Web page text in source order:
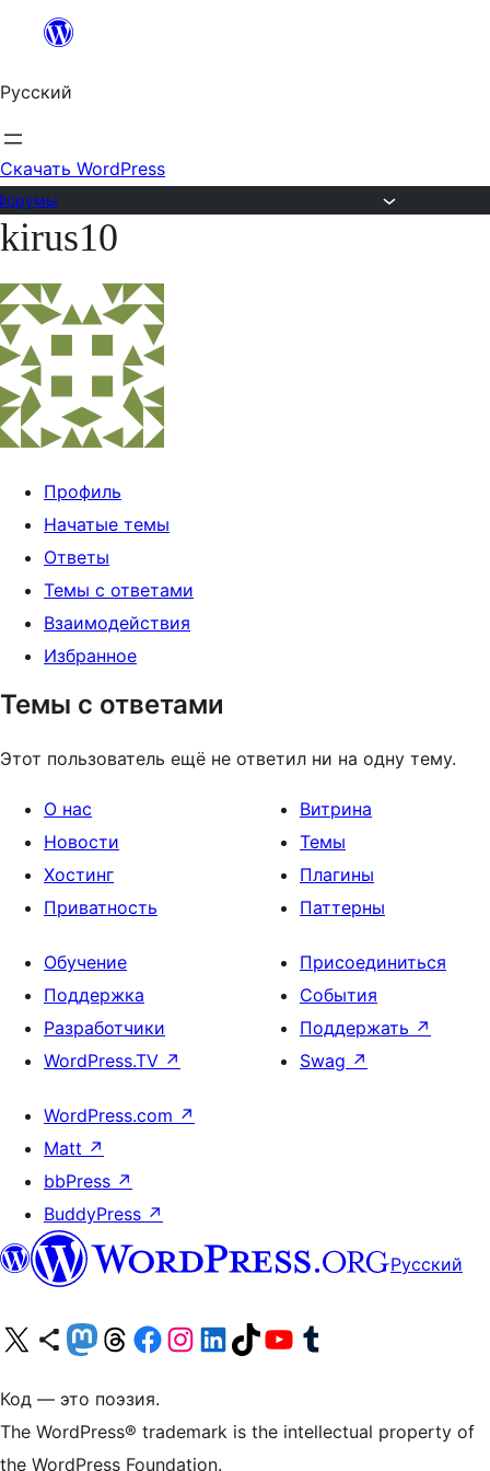
Перейти
содержимому
Русский
Скачать WordPress
Перейти
содержимому
kirus10
Профиль
Начатые темы
Ответы
Темы с ответами
Взаимодействия
Избранное
Темы с ответами
Этот пользователь ещё не ответил ни на одну тему.
О нас
Новости
Хостинг
Приватность
Витрина
Темы
Плагины
Паттерны
Обучение
Поддержка
Разработчики
WordPress.TV ↗
Присоединиться
События
Поддержать ↗
Swag ↗
WordPress.com ↗
Matt ↗
bbPress ↗
BuddyPress ↗
Русский
Посетите нас в X (ранее Twitter)
Посетите нашу учётную запись в Bluesky
Посетите нашу ленту в Mastodon
Посетите нашу учётную запись в Threads
Посетите нашу страницу на Facebook
Посетите наш Instagram
Посетите нашу страницу в LinkedIn
Посетите нашу учётную запись в TikTok
Посетите наш канал YouTube
Посетите нашу учётную запись в Tumblr
Код — это поэзия.
The WordPress® trademark is the intellectual property of
the WordPress Foundation.